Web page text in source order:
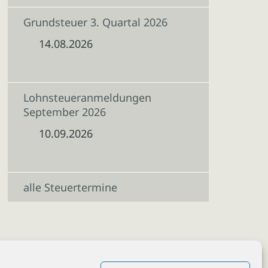
Grundsteuer 3. Quartal 2026
14.08.2026
Lohnsteueranmeldungen
September 2026
10.09.2026
alle Steuertermine